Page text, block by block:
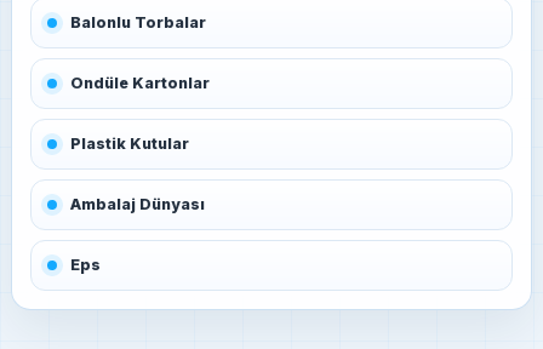
Balonlu Torbalar
Ondüle Kartonlar
Plastik Kutular
Ambalaj Dünyası
Eps